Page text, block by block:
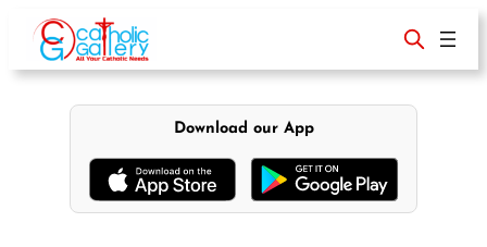
content
Download our App